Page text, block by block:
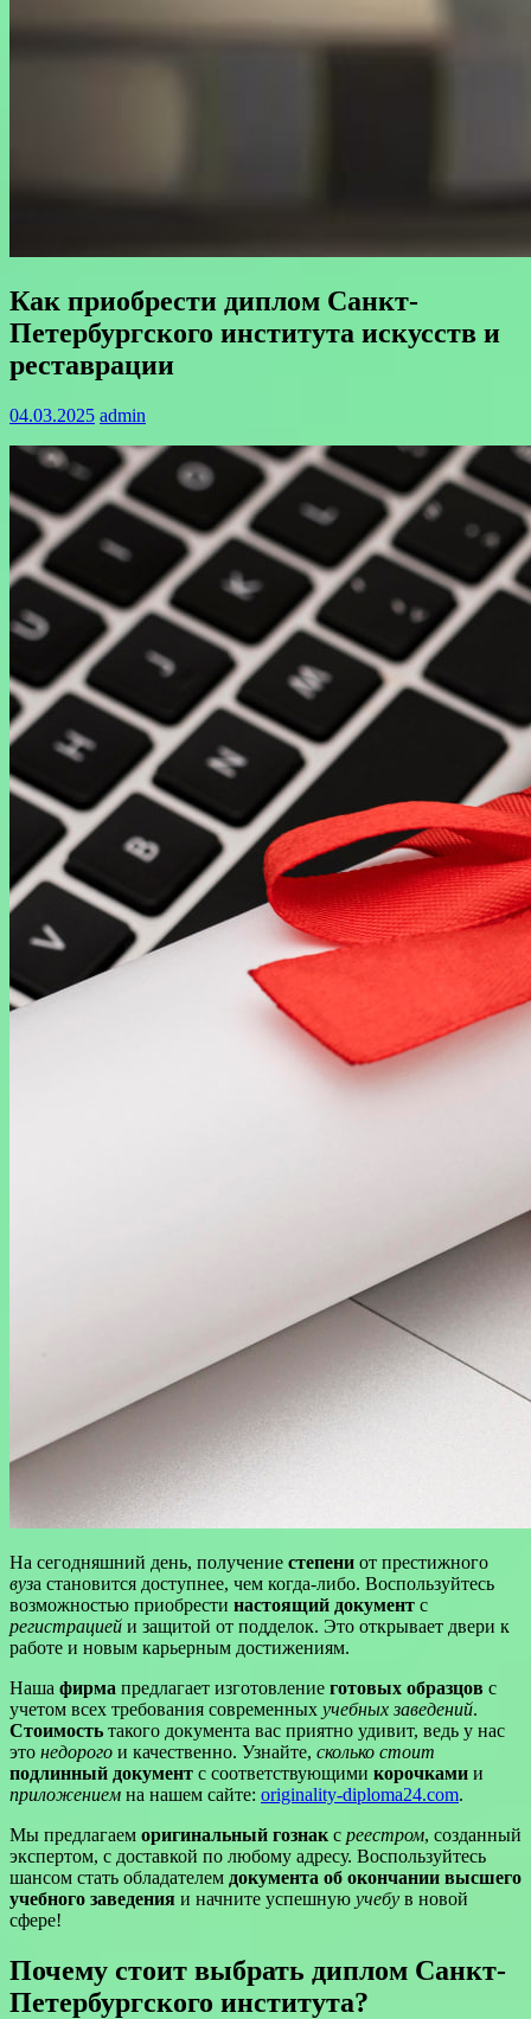
Как приобрести диплом Санкт-
Петербургского института искусств и
реставрации
04.03.2025 admin
На сегодняшний день, получение степени от престижного
вуза становится доступнее, чем когда-либо. Воспользуйтесь
возможностью приобрести настоящий документ с
регистрацией и защитой от подделок. Это открывает двери к
работе и новым карьерным достижениям.
Наша фирма предлагает изготовление готовых образцов с
учетом всех требования современных учебных заведений.
Стоимость такого документа вас приятно удивит, ведь у нас
это недорого и качественно. Узнайте, сколько стоит
подлинный документ с соответствующими корочками и
приложением на нашем сайте: originality-diploma24.com.
Мы предлагаем оригинальный гознак с реестром, созданный
экспертом, с доставкой по любому адресу. Воспользуйтесь
шансом стать обладателем документа об окончании высшего
учебного заведения и начните успешную учебу в новой
сфере!
Почему стоит выбрать диплом Санкт-
Петербургского института?